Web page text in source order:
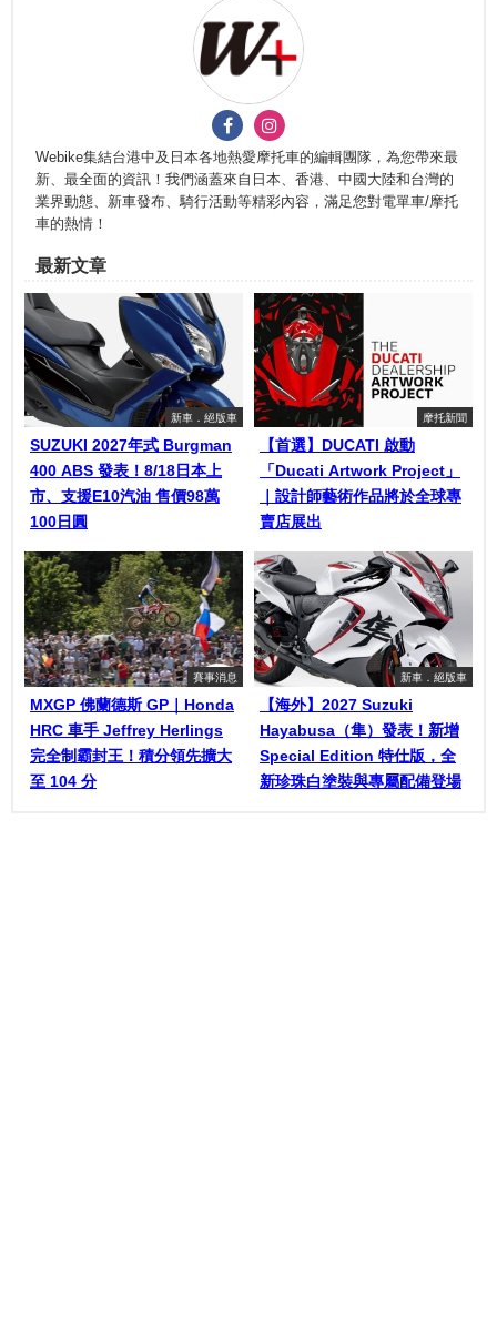
Webike集結台港中及日本各地熱愛摩托車的編輯團隊，為您帶來最
新、最全面的資訊！我們涵蓋來自日本、香港、中國大陸和台灣的
業界動態、新車發布、騎行活動等精彩內容，滿足您對電單車/摩托
車的熱情！
最新文章
新車．絕版車
SUZUKI 2027年式 Burgman
400 ABS 發表！8/18日本上
市、支援E10汽油 售價98萬
100日圓
摩托新聞
【首選】DUCATI 啟動
「Ducati Artwork Project」
｜設計師藝術作品將於全球專
賣店展出
賽事消息
MXGP 佛蘭德斯 GP｜Honda
HRC 車手 Jeffrey Herlings
完全制霸封王！積分領先擴大
至 104 分
新車．絕版車
【海外】2027 Suzuki
Hayabusa（隼）發表！新增
Special Edition 特仕版，全
新珍珠白塗裝與專屬配備登場